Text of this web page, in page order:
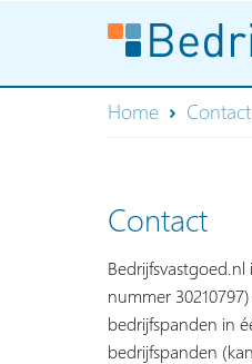
Home Contact
Contact
nummer
bedrijfspanden in
bedrijfspanden